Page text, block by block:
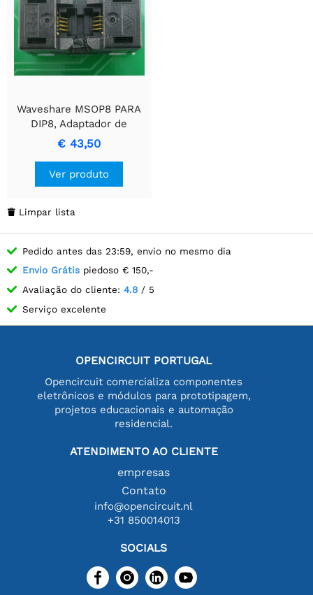
Waveshare MSOP8 PARA
DIP8, Adaptador de
Programação
€ 43,50
Ver produto
 Limpar lista
Pedido antes das 23:59, envio no mesmo dia
Envio Grátis piedoso € 150,-
Avaliação do cliente: 4.8 / 5
Serviço excelente
OPENCIRCUIT PORTUGAL
Opencircuit comercializa componentes
eletrônicos e módulos para prototipagem,
projetos educacionais e automação
residencial.
ATENDIMENTO AO CLIENTE
empresas
Contato
info@opencircuit.nl
+31 850014013
SOCIALS